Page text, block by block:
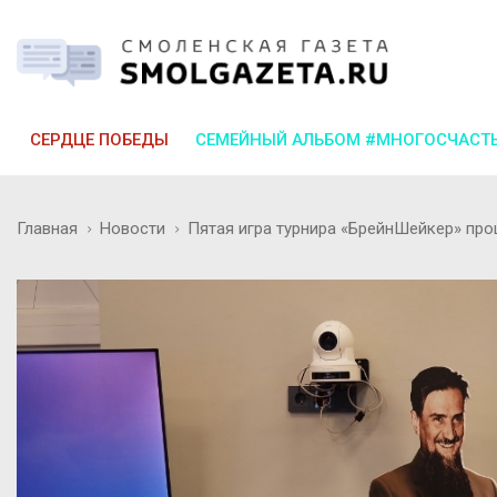
СЕРДЦЕ ПОБЕДЫ СЕМЕЙНЫЙ АЛЬБОМ
Главная Новости Пятая игра турнира «БрейнШейкер»